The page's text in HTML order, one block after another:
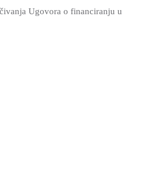
Ugovora o financiranju u